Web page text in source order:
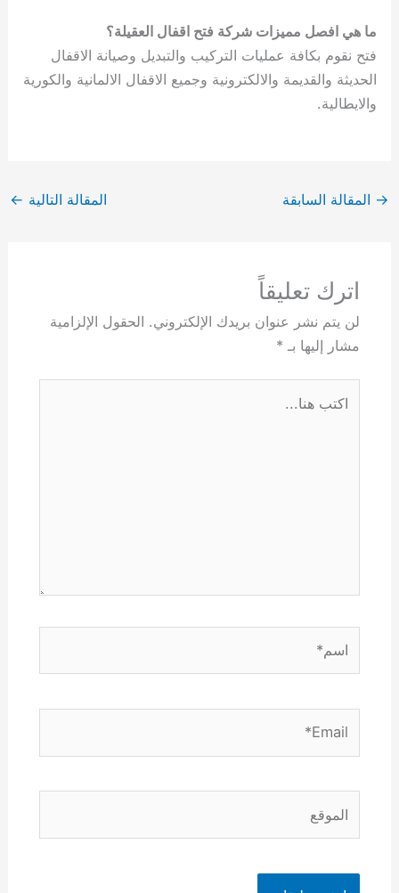
ما هي افصل مميزات شركة فتح اقفال العقيلة؟
فتح نقوم بكافة عمليات التركيب والتبديل وصيانة الاقفال
الحديثة والقديمة والالكترونية وجميع الاقفال الالمانية والكورية
والايطالية.
→ المقالة السابقة المقالة التالية ←
اترك تعليقاً
لن يتم نشر عنوان بريدك الإلكتروني. الحقول الإلزامية
مشار إليها بـ *
هنا...